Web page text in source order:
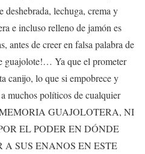
deshebrada, lechuga, crema y
e incluso relleno de jamón es
antes de creer en falsa palabra de
guajolote!… Ya que el prometer
canijo, lo que si empobrece y
muchos políticos de cualquier
GUAJOLOTERA, NI
EL PODER EN DÓNDE
SUS ENANOS EN ESTE